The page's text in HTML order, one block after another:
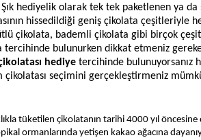
hediyelik olarak tek tek paketlenen ya
hissedildiği geniş çikolata çeşitleriyle
çikolata, bademli çikolata gibi birçok çeşit
bulunurken dikkat etmeniz
hediye tercihinde bulunuyorsanız
çikolatası seçimini gerçekleştirmeniz
tüketilen çikolatanın tarihi 4000 yıl
ormanlarında yetişen kakao ağacına